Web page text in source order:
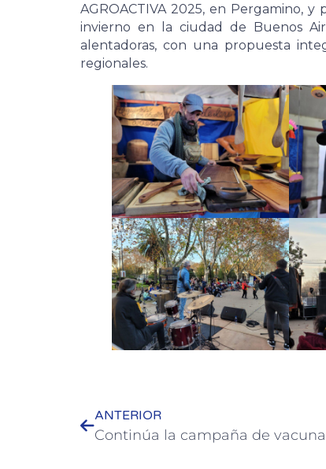
AGROACTIVA 2025, en Pergamino,
invierno en la ciudad de Buenos
alentadoras, con una propuesta
regionales.
ANTERIOR